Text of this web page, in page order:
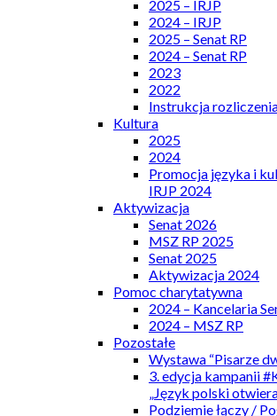
2025 – IRJP
2024 – IRJP
2025 – Senat RP
2024 – Senat RP
2023
2022
Instrukcja
Kultura
2025
2024
Promocja języka i
IRJP 2024
Aktywizacja
Senat 2026
MSZ RP 2025
Senat 2025
Aktywizacja 2024
Pomoc charytatywna
2024 – Kancelaria
2024 – MSZ RP
Pozostałe
Wystawa “Pisarze
3. edycja kampanii
„Język polski
Podziemie łączy /